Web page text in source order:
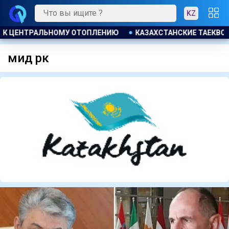
KZ
ЗАВОЕВАЛИ ЧЕТЫРЕ МЕДАЛИ НА ТУРНИРЕ В
мид рк